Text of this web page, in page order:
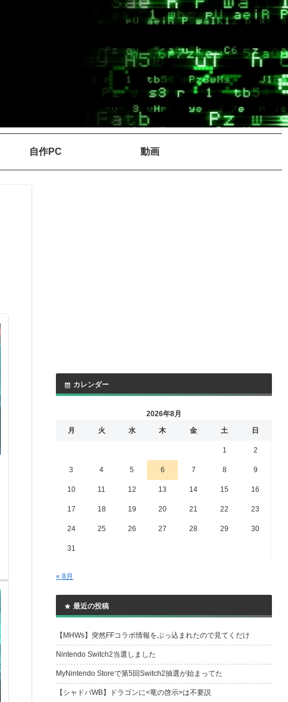
自作PC 動画
カレンダー
2026年8月
月
火 水 木 金 土 日
1 2
3 4 5 6 7 8 9
10 11 12 13 14 15 16
17 18 19 20 21 22 23
24 25 26 27 28 29 30
31
« 8月
最近の投稿
【MHWs】突然FFコラボ情報をぶっ込まれたので見てくだけ
Nintendo Switch2当選しました
MyNintendo Storeで第5回Switch2抽選が始まってた
【シャドバWB】ドラゴンに<竜の啓示>は不要説